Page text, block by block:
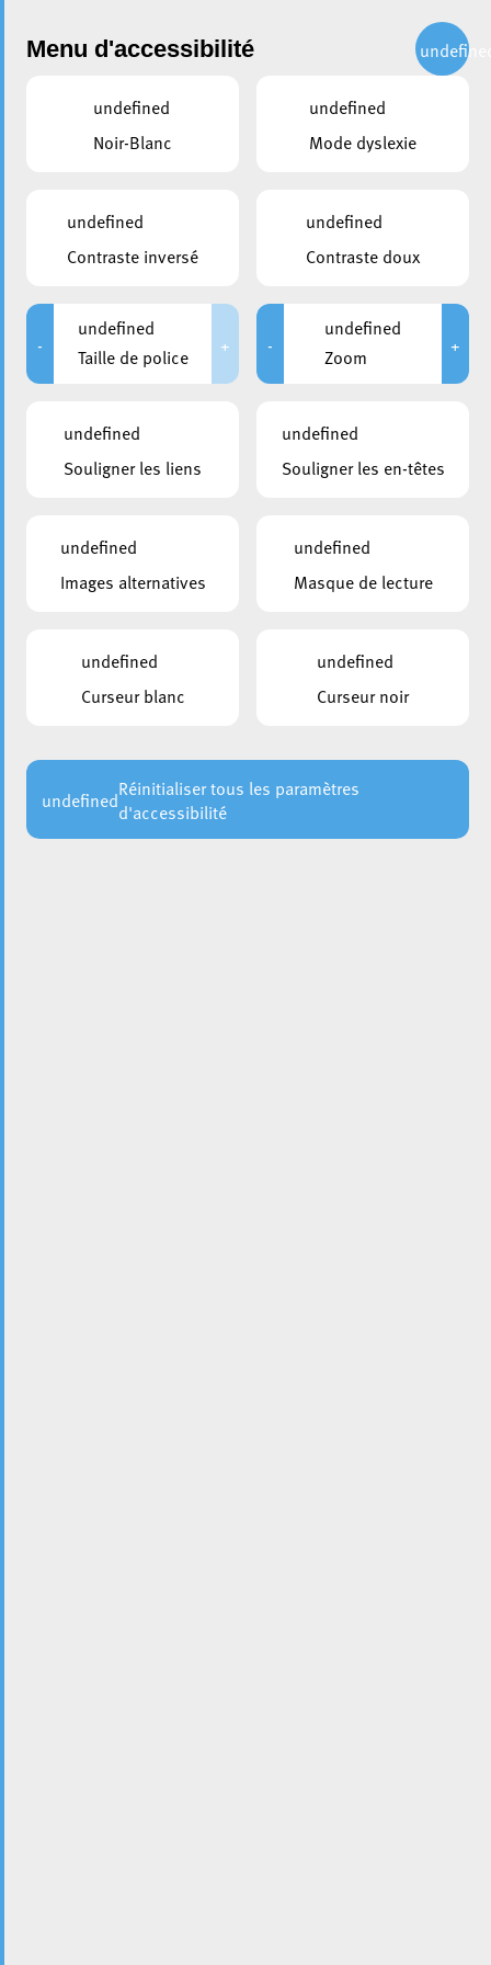
Administration
pour leurs performances de la
saison
Le mardi 19 mai 2026, le Collège des bourgmestre et
officielle à l’Hôtel de Ville afin de mettre à l’honneur
plusieurs équipes sportives eschoises pour leurs
excellents résultats durant la saison 2025/2026.
Menu d'accessibilité
undefined
Noir-Blanc
undefined
Mode dyslexie
undefined
Contraste inversé
undefined
Contraste doux
-
undefined
Taille de police
+ -
undefined
Zoom
+
undefined
Souligner les liens
undefined
Souligner les en-têtes
undefined
Images alternatives
undefined
Masque de lecture
undefined
Curseur blanc
undefined
Curseur noir
undefinedRéinitialiser tous les paramètres
d'accessibilité